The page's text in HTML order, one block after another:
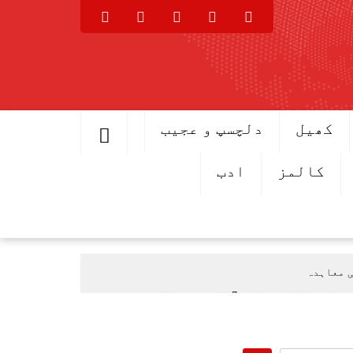
کھیل دلچسپ و عجیب
کالمز ادب
معاہدہ
اطلاق 7 اگست سے ہوگا